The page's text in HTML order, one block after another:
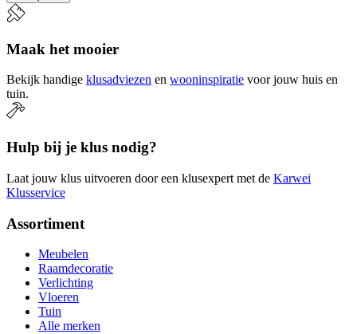
Maak het mooier
Bekijk handige klusadviezen en wooninspiratie voor jouw huis en
tuin.
Hulp bij je klus nodig?
Laat jouw klus uitvoeren door een klusexpert met de Karwei
Klusservice
Assortiment
Meubelen
Raamdecoratie
Verlichting
Vloeren
Tuin
Alle merken